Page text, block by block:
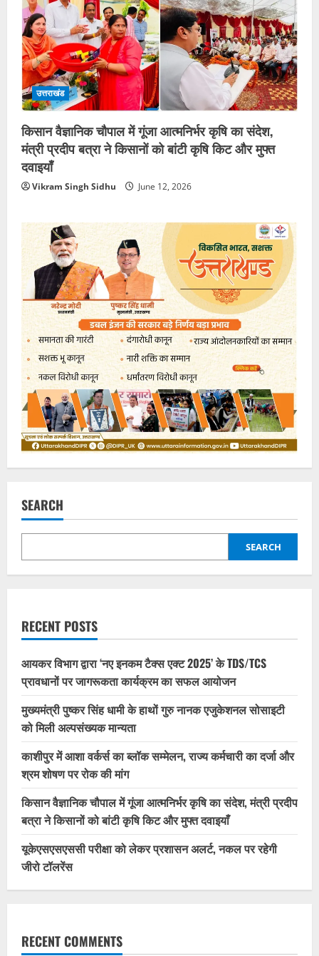
उत्तराखंड
किसान वैज्ञानिक चौपाल में गूंजा आत्मनिर्भर कृषि का संदेश,
मंत्री प्रदीप बत्रा ने किसानों को बांटी कृषि किट और मुफ्त
दवाइयाँ
Vikram Singh Sidhu June 12, 2026
SEARCH
SEARCH
RECENT POSTS
आयकर विभाग द्वारा ‘नए इनकम टैक्स एक्ट 2025’ के TDS/TCS
प्रावधानों पर जागरूकता कार्यक्रम का सफल आयोजन
मुख्यमंत्री पुष्कर सिंह धामी के हाथों गुरु नानक एजुकेशनल सोसाइटी
को मिली अल्पसंख्यक मान्यता
काशीपुर में आशा वर्कर्स का ब्लॉक सम्मेलन, राज्य कर्मचारी का दर्जा और
श्रम शोषण पर रोक की मांग
किसान वैज्ञानिक चौपाल में गूंजा आत्मनिर्भर कृषि का संदेश, मंत्री प्रदीप
बत्रा ने किसानों को बांटी कृषि किट और मुफ्त दवाइयाँ
यूकेएसएसएससी परीक्षा को लेकर प्रशासन अलर्ट, नकल पर रहेगी
जीरो टॉलरेंस
RECENT COMMENTS